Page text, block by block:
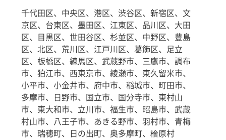
千代田区、中央区、港区、渋谷区、新宿区、文
京区、台東区、墨田区、江東区、品川区、大田
区、目黒区、世田谷区、杉並区、中野区、豊島
区、北区、荒川区、江戸川区、葛飾区、足立
区、板橋区、練馬区、武蔵野市、三鷹市、調布
市、狛江市、西東京市、綾瀬市、東久留米市、
小平市、小金井市、府中市、稲城市、町田市、
多摩市、日野市、国立市、国分寺市、東村山
市、東大和市、立川市、福生市、昭島市、武蔵
村山市、八王子市、あきる野市、羽村市、青梅
市、瑞穂町、日の出町、奥多摩町、檜原村